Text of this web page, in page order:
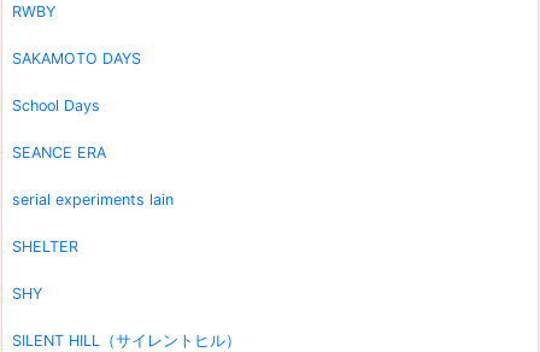
RWBY
SAKAMOTO DAYS
School Days
SEANCE ERA
serial experiments lain
SHELTER
SHY
SILENT HILL（サイレントヒル）